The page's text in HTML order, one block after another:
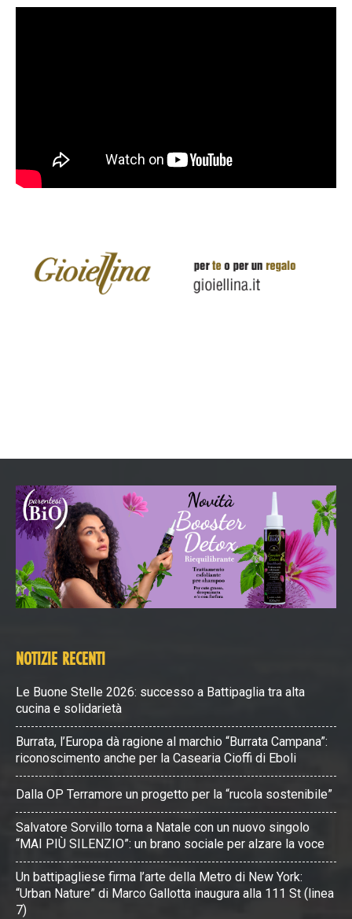
NOTIZIE RECENTI
Le Buone Stelle 2026: successo a Battipaglia tra alta
cucina e solidarietà
Burrata, l’Europa dà ragione al marchio “Burrata Campana”:
riconoscimento anche per la Casearia Cioffi di Eboli
Dalla OP Terramore un progetto per la “rucola sostenibile”
Salvatore Sorvillo torna a Natale con un nuovo singolo
“MAI PIÙ SILENZIO”: un brano sociale per alzare la voce
Un battipagliese firma l’arte della Metro di New York:
“Urban Nature” di Marco Gallotta inaugura alla 111 St (linea
7)